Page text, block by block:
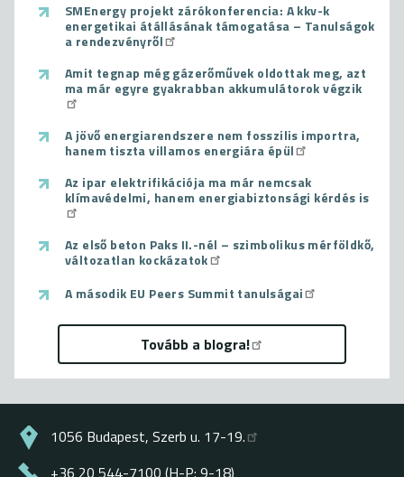
SMEnergy projekt zárókonferencia: A kkv-k
energetikai átállásának támogatása – Tanulságok
a rendezvényről
Amit tegnap még gázerőművek oldottak meg, azt
ma már egyre gyakrabban akkumulátorok végzik
A jövő energiarendszere nem fosszilis importra,
hanem tiszta villamos energiára épül
Az ipar elektrifikációja ma már nemcsak
klímavédelmi, hanem energiabiztonsági kérdés is
Az első beton Paks II.-nél – szimbolikus mérföldkő,
változatlan kockázatok
A második EU Peers Summit tanulságai
Tovább a blogra!
1056 Budapest, Szerb u. 17-19.
+36 20 544-7100 (H-P: 9-18)